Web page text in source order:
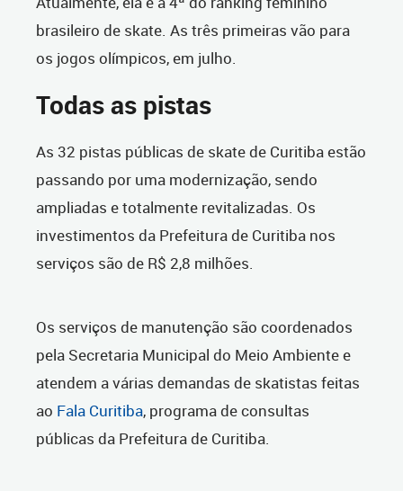
brasileiro de skate. As três primeiras vão para
os jogos olímpicos, em julho.
Todas as pistas
As 32 pistas públicas de skate de Curitiba estão
passando por uma modernização, sendo
ampliadas e totalmente revitalizadas. Os
investimentos da Prefeitura de Curitiba nos
serviços são de R$ 2,8 milhões.
Os serviços de manutenção são coordenados
pela Secretaria Municipal do Meio Ambiente e
atendem a várias demandas de skatistas feitas
ao Fala Curitiba, programa de consultas
públicas da Prefeitura de Curitiba.